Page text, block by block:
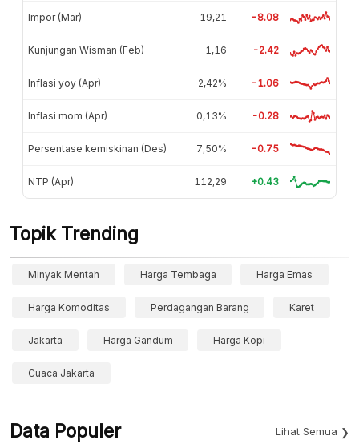
Impor (Mar) 19,21 -8.08
Kunjungan Wisman (Feb) 1,16 -2.42
Inflasi yoy (Apr) 2,42% -1.06
Inflasi mom (Apr) 0,13% -0.28
Persentase kemiskinan (Des) 7,50% -0.75
NTP (Apr) 112,29 +0.43
Topik Trending
Minyak Mentah Harga Tembaga Harga Emas
Harga Komoditas Perdagangan Barang Karet
Jakarta Harga Gandum Harga Kopi
Cuaca Jakarta
Data Populer Lihat Semua